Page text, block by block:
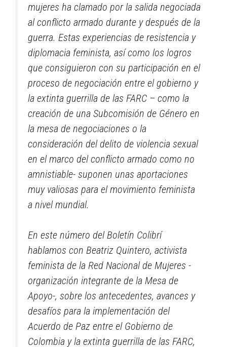
mujeres ha clamado por la salida negociada
al conflicto armado durante y después de la
guerra. Estas experiencias de resistencia y
diplomacia feminista, así como los logros
que consiguieron con su participación en el
proceso de negociación entre el gobierno y
la extinta guerrilla de las FARC – como la
creación de una Subcomisión de Género en
la mesa de negociaciones o la
consideración del delito de violencia sexual
en el marco del conflicto armado como no
amnistiable- suponen unas aportaciones
muy valiosas para el movimiento feminista
a nivel mundial.
En este número del Boletín Colibrí
hablamos con Beatriz Quintero, activista
feminista de la Red Nacional de Mujeres -
organización integrante de la Mesa de
Apoyo-, sobre los antecedentes, avances y
desafíos para la implementación del
Acuerdo de Paz entre el Gobierno de
Colombia y la extinta guerrilla de las FARC,